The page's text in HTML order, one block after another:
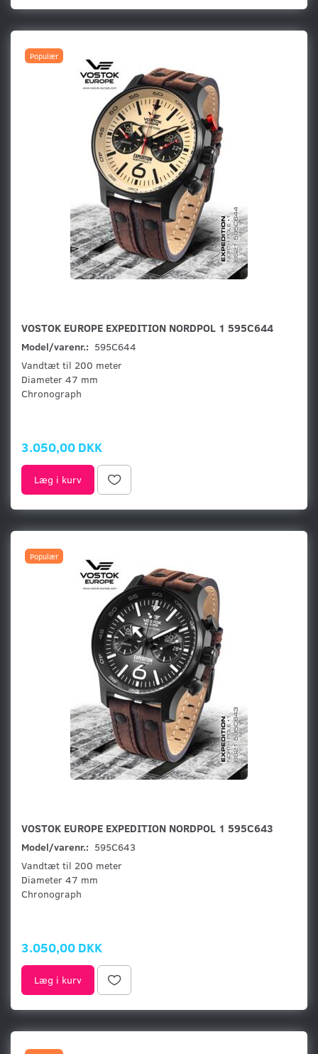
Populær
VOSTOK EUROPE EXPEDITION NORDPOL 1 595C644
Model/varenr.: 595C644
Vandtæt til 200 meter
Diameter 47 mm
Chronograph
3.050,00 DKK
Læg i kurv
Populær
VOSTOK EUROPE EXPEDITION NORDPOL 1 595C643
Model/varenr.: 595C643
Vandtæt til 200 meter
Diameter 47 mm
Chronograph
3.050,00 DKK
Læg i kurv